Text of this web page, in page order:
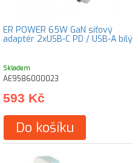
ER POWER 65W GaN síťový
adaptér 2xUSB-C PD / USB-A bílý
Skladem
AE9586000023
593 Kč
Do košíku